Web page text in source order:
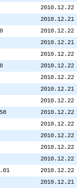
2010.12.22
2010.12.21
2010.12.22
2010.12.21
2010.12.22
2010.12.22
2010.12.22
2010.12.21
2010.12.22
2010.12.22
2010.12.22
2010.12.22
2010.12.22
2010.12.22
2010.12.22
2010.12.21